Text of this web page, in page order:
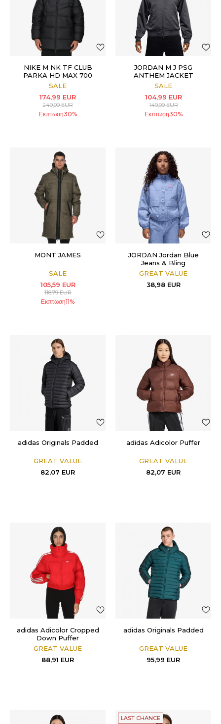
NIKE M NK TF CLUB
PARKA HD MAX 700
SALE
174,99 EUR
249,99EUR
Εκπτωση30%
JORDAN M J PSG
ANTHEM JACKET
SALE
104,99 EUR
149,99EUR
Εκπτωση30%
MONT JAMES
SALE
105,59 EUR
118,79EUR
Εκπτωση11%
JORDAN Jordan Blue
Jeans & Bling
GREAT VALUE
38,98 EUR
adidas Originals Padded
GREAT VALUE
82,07 EUR
adidas Adicolor Puffer
GREAT VALUE
82,07 EUR
adidas Adicolor Cropped
Down Puffer
GREAT VALUE
88,91 EUR
adidas Originals Padded
GREAT VALUE
95,99 EUR
LAST CHANCE